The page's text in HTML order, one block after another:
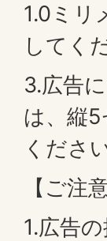
1.0ミリ
してく
3.広告に
は、縦
ください
【ご注
1.広告